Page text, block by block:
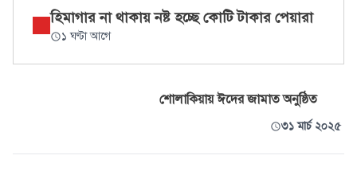
হিমাগার না থাকায় নষ্ট হচ্ছে কোটি টাকার পেয়ারা
১ ঘণ্টা আগে
শোলাকিয়ায় ঈদের জামাত অনুষ্ঠিত
৩১ মার্চ ২০২৫